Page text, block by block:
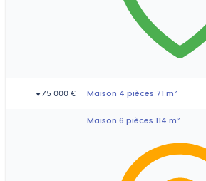
▼ 75 000 € Maison 4 pièces 71 m²
Maison 6 pièces 114 m²